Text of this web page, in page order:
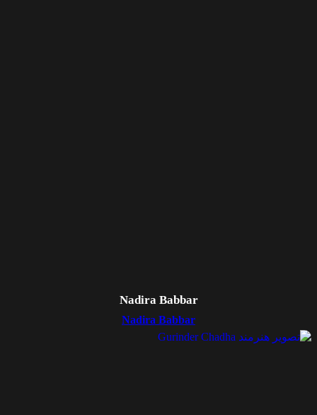
Nadira Babbar
Nadira Babbar